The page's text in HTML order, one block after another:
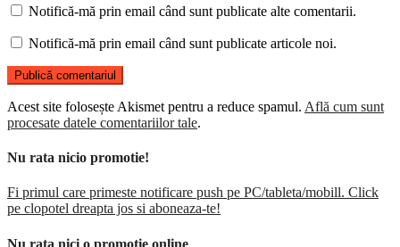
Notifică-mă prin email când sunt publicate alte comentarii.
Notifică-mă prin email când sunt publicate articole noi.
Acest site folosește Akismet pentru a reduce spamul. Află cum sunt
procesate datele comentariilor tale.
Nu rata nicio promotie!
Fi primul care primeste notificare push pe PC/tableta/mobill. Click
pe clopotel dreapta jos si aboneaza-te!
Nu rata nici o promotie online